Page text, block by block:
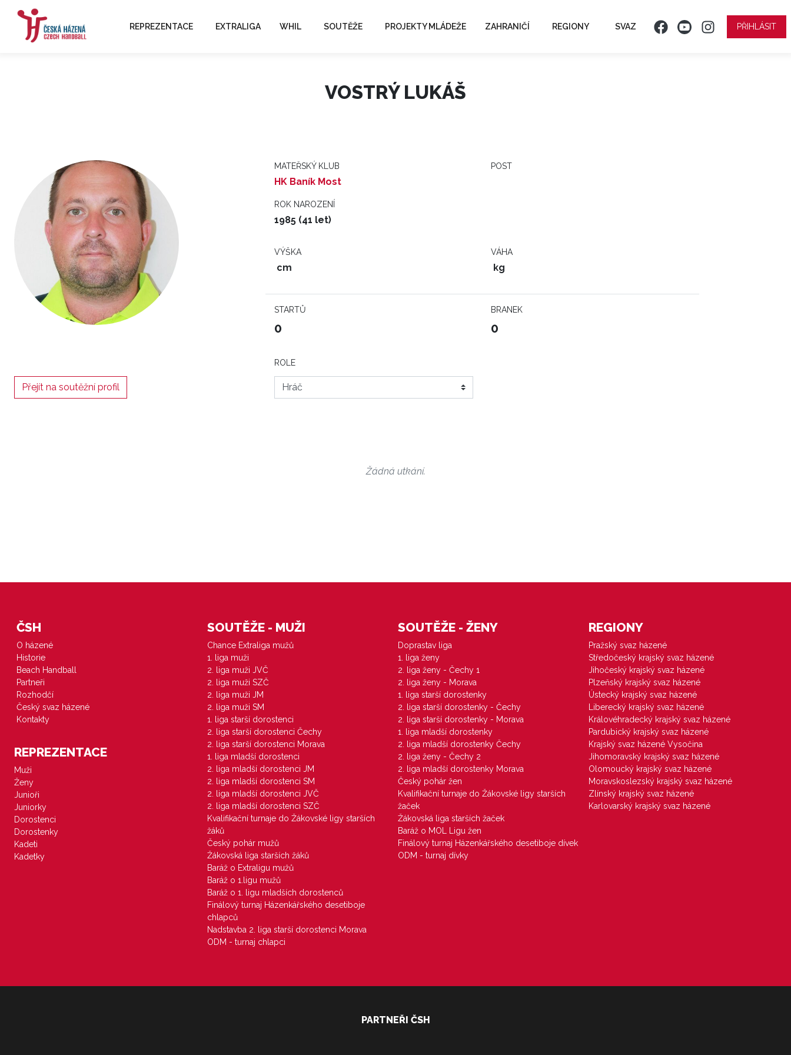
REPREZENTACE EXTRALIGA WHIL SOUTĚŽE PROJEKTY MLÁDEŽE ZAHRANIČÍ REGIONY SVAZ PŘIHLÁSIT
VOSTRÝ LUKÁŠ
MATEŘSKÝ KLUB
HK Baník Most
POST
ROK NAROZENÍ
1985 (41 let)
VÝŠKA
cm
VÁHA
kg
STARTŮ
0
BRANEK
0
Přejít na soutěžní profil
ROLE
Žádná utkání.
ČSH
O házené
Historie
Beach Handball
Partneři
Rozhodčí
Český svaz házené
Kontakty
REPREZENTACE
Muži
Ženy
Junioři
Juniorky
Dorostenci
Dorostenky
Kadeti
Kadetky
SOUTĚŽE - MUŽI
Chance Extraliga mužů
1. liga muži
2. liga muži JVČ
2. liga muži SZČ
2. liga muži JM
2. liga muži SM
1. liga starší dorostenci
2. liga starší dorostenci Čechy
2. liga starší dorostenci Morava
1. liga mladší dorostenci
2. liga mladší dorostenci JM
2. liga mladší dorostenci SM
2. liga mladší dorostenci JVČ
2. liga mladší dorostenci SZČ
Kvalifikační turnaje do Žákovské ligy starších
žáků
Český pohár mužů
Žákovská liga starších žáků
Baráž o Extraligu mužů
Baráž o 1.ligu mužů
Baráž o 1. ligu mladších dorostenců
Finálový turnaj Házenkářského desetiboje
chlapců
Nadstavba 2. liga starší dorostenci Morava
ODM - turnaj chlapci
SOUTĚŽE - ŽENY
Doprastav liga
1. liga ženy
2. liga ženy - Čechy 1
2. liga ženy - Morava
1. liga starší dorostenky
2. liga starší dorostenky - Čechy
2. liga starší dorostenky - Morava
1. liga mladší dorostenky
2. liga mladší dorostenky Čechy
2. liga ženy - Čechy 2
2. liga mladší dorostenky Morava
Český pohár žen
Kvalifikační turnaje do Žákovské ligy starších
žaček
Žákovská liga starších žaček
Baráž o MOL Ligu žen
Finálový turnaj Házenkářského desetiboje dívek
ODM - turnaj dívky
REGIONY
Pražský svaz házené
Středočeský krajský svaz házené
Jihočeský krajský svaz házené
Plzeňský krajský svaz házené
Ústecký krajský svaz házené
Liberecký krajský svaz házené
Královéhradecký krajský svaz házené
Pardubický krajský svaz házené
Krajský svaz házené Vysočina
Jihomoravský krajský svaz házené
Olomoucký krajský svaz házené
Moravskoslezský krajský svaz házené
Zlínský krajský svaz házené
Karlovarský krajský svaz házené
PARTNEŘI ČSH